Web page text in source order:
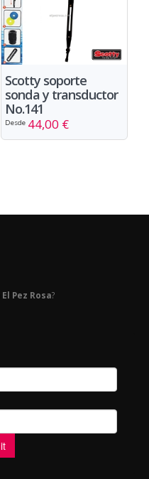
Scotty soporte
sonda y transductor
No.141
Desde 44,00 €
El Pez Rosa?